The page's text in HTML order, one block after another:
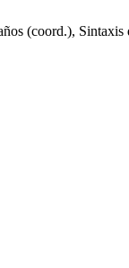
(coord.),